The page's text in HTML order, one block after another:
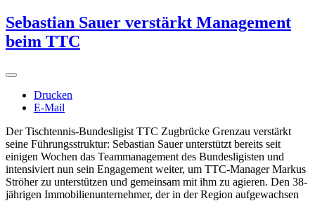
Sebastian Sauer verstärkt Management
beim TTC
Drucken
E-Mail
Der Tischtennis-Bundesligist TTC Zugbrücke Grenzau verstärkt
seine Führungsstruktur: Sebastian Sauer unterstützt bereits seit
einigen Wochen das Teammanagement des Bundesligisten und
intensiviert nun sein Engagement weiter, um TTC-Manager Markus
Ströher zu unterstützen und gemeinsam mit ihm zu agieren. Den 38-
jährigen Immobilienunternehmer, der in der Region aufgewachsen